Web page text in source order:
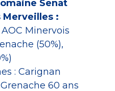
Senat
Merveilles :
Minervois
(50%),
: Carignan
60 ans